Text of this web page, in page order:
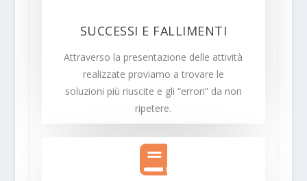
SUCCESSI E FALLIMENTI
Attraverso la presentazione delle attività
realizzate proviamo a trovare le
soluzioni più riuscite e gli “errori” da non
ripetere.
